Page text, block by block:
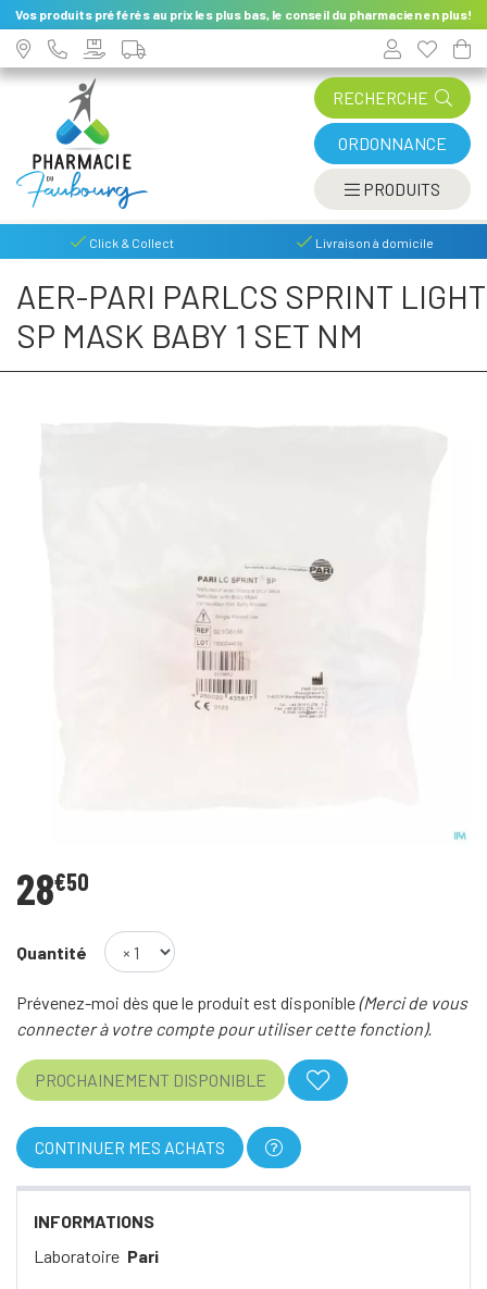
Vos produits préférés au prix les plus bas, le conseil du pharmacien en plus!
RECHERCHE
ORDONNANCE
PRODUITS
Click & Collect Livraison à domicile
AER-PARI PARLCS SPRINT LIGHT
SP MASK BABY 1 SET NM
28€50
Quantité
Prévenez-moi dès que le produit est disponible(Merci de vous
connecter à votre compte pour utiliser cette fonction).
PROCHAINEMENT DISPONIBLE
CONTINUER MES ACHATS
INFORMATIONS
Laboratoire Pari